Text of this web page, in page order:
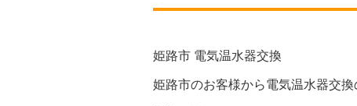
姫路市 電気温水器交換
姫路市のお客様から電気温水器交換